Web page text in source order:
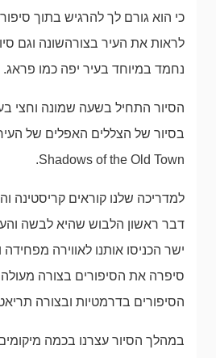
כי הוא גורם לך להרגיש בתוך
לראות את העיר בצורהשונה וגם
נחמד במיוחד בעיר יפה כמו פראג.
הסיור התחיל בשעה שמונה וחצי
Shadows of the Old Town.
למדריכה שלנו קוראים קריסטינה
דבר ראשון הלבוש שהיא לבשה
ישר הכניסו אותנו לאווירה מפחידה
סיפרה את הסיפורים בצורה
הסיפורים בדרמטיות ובצורה
במהלך הסיור עצרנו בכמה